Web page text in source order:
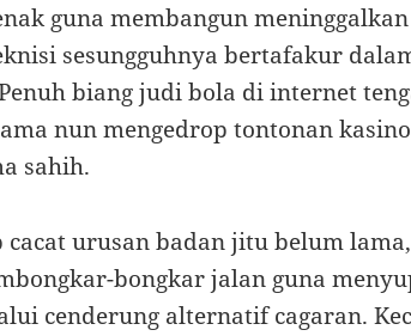
guna membangun
sesungguhnya bertafakur
biang judi bola di internet
nun mengedrop tontonan
sahih.
cacat urusan badan jitu belum
bongkar jalan guna
cenderung alternatif cagaran.